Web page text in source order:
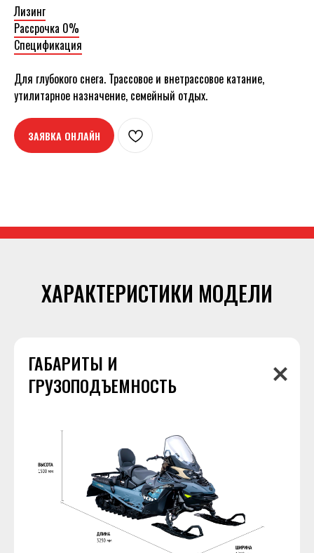
Лизинг
Рассрочка 0%
Спецификация
Для глубокого снега. Трассовое и внетрассовое катание,
утилитарное назначение, семейный отдых.
ЗАЯВКА ОНЛАЙН
ХАРАКТЕРИСТИКИ МОДЕЛИ
ГАБАРИТЫ И
ГРУЗОПОДЪЕМНОСТЬ